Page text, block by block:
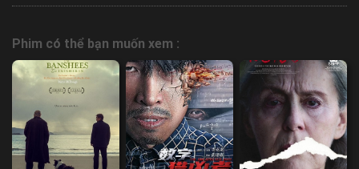
Phim có thể bạn muốn xem :